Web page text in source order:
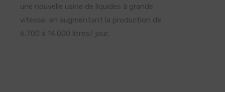
une nouvelle usine de liquides à grande
vitesse, en augmentant la production de
6.700 à 14.000 litres/ jour.